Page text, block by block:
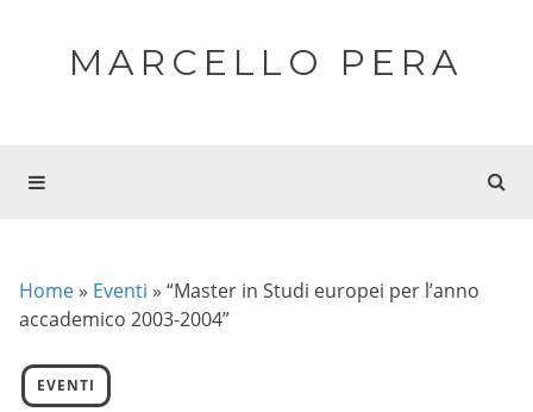
MARCELLO PERA
Home » Eventi » “Master in Studi europei per l’anno
accademico 2003-2004”
EVENTI